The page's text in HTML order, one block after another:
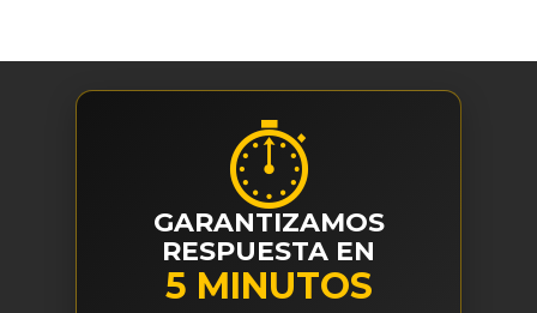
⏱
GARANTIZAMOS
RESPUESTA EN
5 MINUTOS